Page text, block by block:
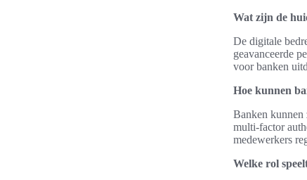
Wat zijn de
De digitale
geavanceerde
voor banken
Hoe kunnen
Banken kunnen
multi-factor
medewerkers
Welke rol